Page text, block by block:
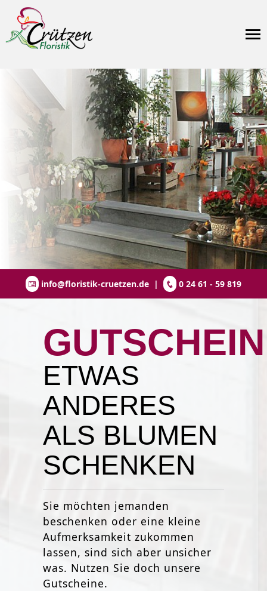
info@floristik-cruetzen.de | 0 24 61 - 59 819
ETWAS
ANDERES
ALS BLUMEN
SCHENKEN
Sie möchten jemanden
beschenken oder eine kleine
Aufmerksamkeit zukommen
lassen, sind sich aber unsicher
was. Nutzen Sie doch unsere
Gutscheine.